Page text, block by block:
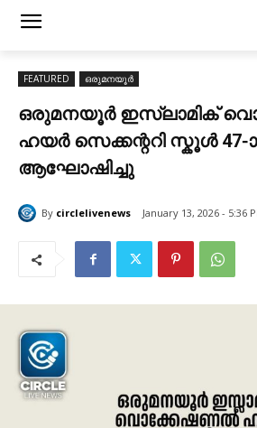
FEATURED ഒരുമനയൂർ
ഒരുമനയൂർ ഇസ്ലാമിക്‌
ഹയർ സെക്കന്ററി സ്കൂൾ 47-
ആഘോഷിച്ചു
By circlelivenews January 13, 2026 - 5:36